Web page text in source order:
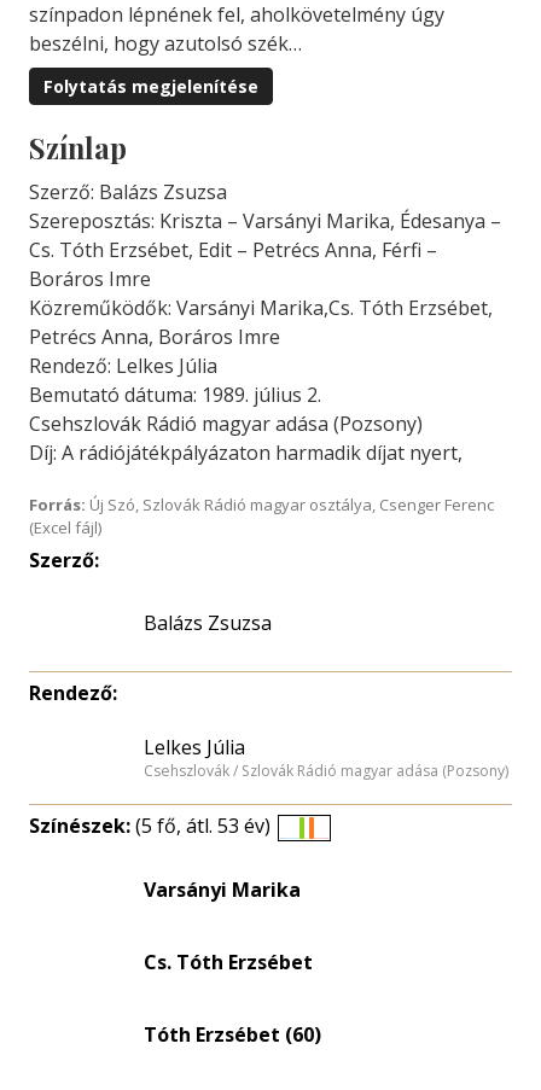
színpadon lépnének fel, aholkövetelmény úgy
beszélni, hogy azutolsó szék…
Folytatás megjelenítése
Színlap
Szerző: Balázs Zsuzsa
Szereposztás: Kriszta – Varsányi Marika, Édesanya –
Cs. Tóth Erzsébet, Edit – Petrécs Anna, Férfi –
Boráros Imre
Közreműködők: Varsányi Marika,Cs. Tóth Erzsébet,
Petrécs Anna, Boráros Imre
Rendező: Lelkes Júlia
Bemutató dátuma: 1989. július 2.
Csehszlovák Rádió magyar adása (Pozsony)
Díj: A rádiójátékpályázaton harmadik díjat nyert,
Forrás: Új Szó, Szlovák Rádió magyar osztálya, Csenger Ferenc
(Excel fájl)
Szerző:
Balázs Zsuzsa
Rendező:
Lelkes Júlia
Csehszlovák / Szlovák Rádió magyar adása (Pozsony)
Színészek:(5 fő, átl. 53 év)
Varsányi Marika
Cs. Tóth Erzsébet
Tóth Erzsébet (60)